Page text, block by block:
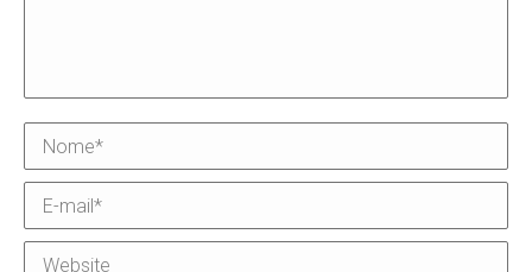
Nome *
E-mail *
Website